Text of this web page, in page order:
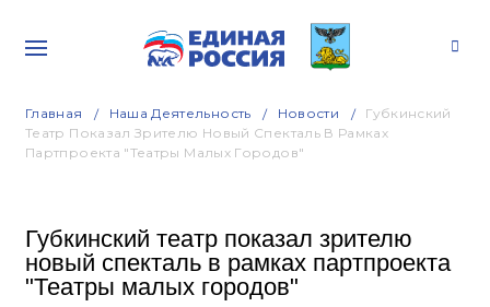
Главная Наша Деятельность Новости
Губкинский
Театр Показал Зрителю Новый Спекталь В Рамках
Партпроекта "Театры Малых Городов"
Губкинский театр показал зрителю
новый спекталь в рамках партпроекта
"Театры малых городов"